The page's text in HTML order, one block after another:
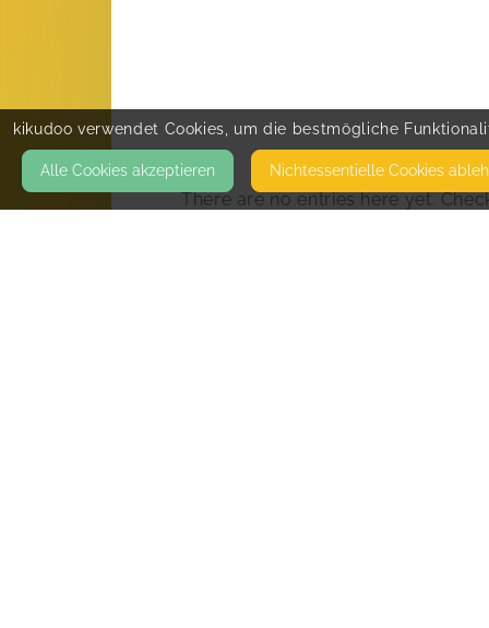
There are no entries here yet.
kikudoo verwendet Cookies, um die bestmögliche
Alle Cookies akzeptieren Nicht­essentielle Cookies